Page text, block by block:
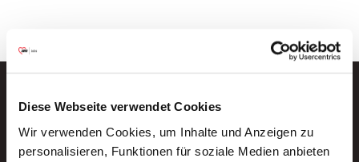
Diese Webseite verwendet Cookies
Wir verwenden Cookies, um Inhalte und Anzeigen zu
personalisieren, Funktionen für soziale Medien anbieten
Neue Stellen per E-Mail.